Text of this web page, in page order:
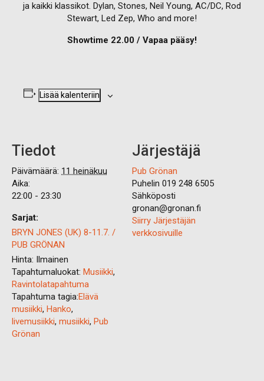
ja kaikki klassikot. Dylan, Stones, Neil Young, AC/DC, Rod
Stewart, Led Zep, Who and more!
Showtime 22.00 / Vapaa pääsy!
Lisää kalenteriin
Tiedot
Päivämäärä: 11 heinäkuu
Aika:
22:00 - 23:30
Sarjat:
BRYN JONES (UK) 8-11.7. /
PUB GRÖNAN
Hinta:
Ilmainen
Tapahtumaluokat: Musiikki,
Ravintolatapahtuma
Tapahtuma tagia:Elävä
musiikki, Hanko,
livemusiikki, musiikki, Pub
Grönan
Järjestäjä
Pub Grönan
Puhelin 019 248 6505
Sähköposti
gronan@gronan.fi
Siirry Järjestäjän
verkkosivuille